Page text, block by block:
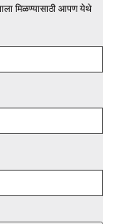
मिळण्यासाठी आपण येथे